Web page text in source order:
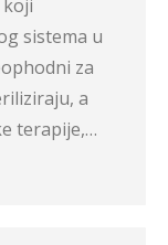
koji
sistema u
za
a
terapije,…